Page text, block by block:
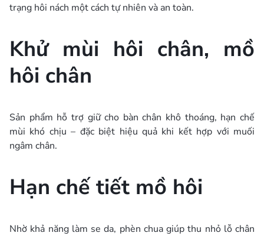
trạng hôi nách một cách tự nhiên và an toàn.
Khử mùi hôi chân, mồ
hôi chân
Sản phẩm hỗ trợ giữ cho bàn chân khô thoáng, hạn chế
mùi khó chịu – đặc biệt hiệu quả khi kết hợp với muối
ngâm chân.
Hạn chế tiết mồ hôi
Nhờ khả năng làm se da, phèn chua giúp thu nhỏ lỗ chân